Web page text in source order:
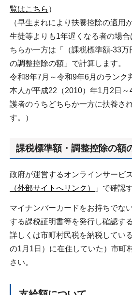
覧はこちら ）
（早生まれにより扶養控除の適用
生徒等よりも1年遅くなる者の場
ちらか一方は「（課税標準額-33
の調整控除の額」で計算します。
令和8年7月～令和9年6月のランク
本人が平成22（2010）年1月2日
護者のうちどちらか一方に扶養さ
す。）
課税標準額・調整控除の額
政府が運営するオンラインサービ
（外部サイトへリンク）
」で確認
マイナンバーカードをお持ちでな
する課税証明書等を発行し確認す
詳しくは市町村民税を納税してい
の1月1日）に在住していた）市町
さい。